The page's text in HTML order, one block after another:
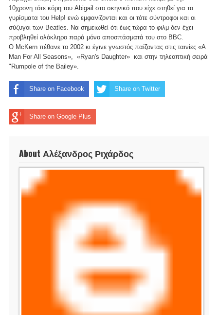
10χρονη τότε κόρη του Abigail στο σκηνικό που είχε στηθεί για τα
γυρίσματα του Help! ενώ εμφανίζονται και οι τότε σύντροφοι και οι
σύζυγοι των Beatles. Να σημειωθεί ότι έως τώρα το φιλμ δεν έχει
προβληθεί ολόκληρο παρά μόνο αποσπάσματά του στο BBC.
Ο McKern πέθανε το 2002 κι έγινε γνωστός παίζοντας στις ταινίες «A
Man For All Seasons», «Ryan's Daughter» και στην τηλεοπτική σειρά
"Rumpole of the Bailey».
Share on Facebook Share on Twitter
Share on Google Plus
About Αλέξανδρος Ριχάρδος